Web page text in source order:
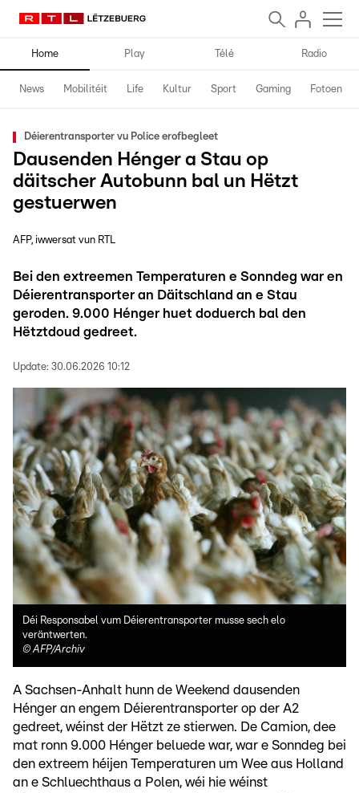
Home Play Télé Radio
News Mobilitéit Life Kultur Sport Gaming Fotoen
Déierentransporter vu Police erofbegleet
Dausenden Hénger a Stau op
däitscher Autobunn bal un Hëtzt
gestuerwen
AFP, iwwersat vun RTL
Bei den extreemen Temperaturen e Sonndeg war en
Déierentransporter an Däitschland an e Stau
geroden. 9.000 Hénger huet doduerch bal den
Hëtztdoud gedreet.
Update: 30.06.2026 10:12
Déi Responsabel vum Déierentransporter musse sech elo
veräntwerten.
©AFP/Archiv
A Sachsen-Anhalt hunn de Weekend dausenden
Hénger an engem Déierentransporter op der A2
gedreet, wéinst der Hëtzt ze stierwen. De Camion, dee
mat ronn 9.000 Hénger beluede war, war e Sonndeg bei
den extreem héijen Temperaturen um Wee aus Holland
an e Schluechthaus a Polen, wéi hie wéinst